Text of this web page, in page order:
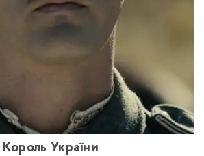
Король України